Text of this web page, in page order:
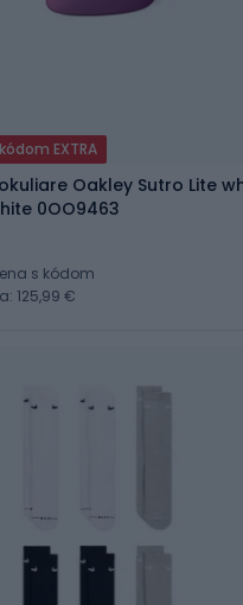
EXTRA
Oakley Sutro Lite
0OO9463
s kódom
125,99 €